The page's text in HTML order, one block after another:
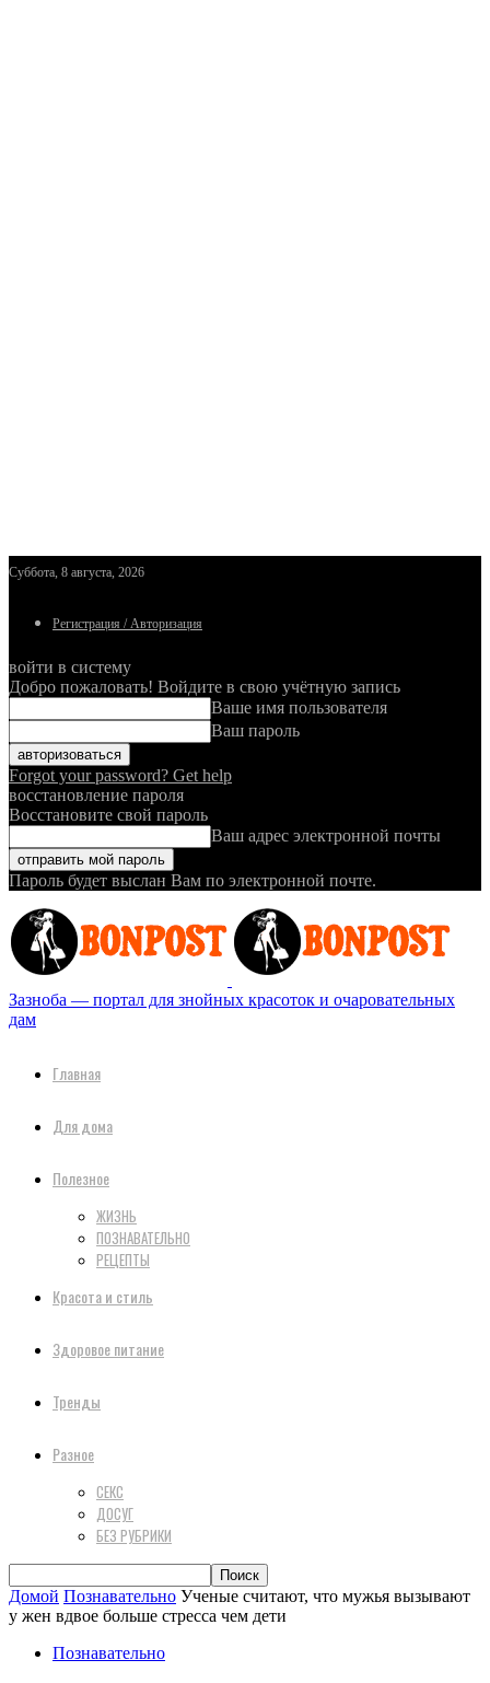
Суббота, 8 августа, 2026
Регистрация / Авторизация
войти в систему
Добро пожаловать! Войдите в свою учётную запись
Ваше имя пользователя
Ваш пароль
Forgot your password? Get help
восстановление пароля
Восстановите свой пароль
Ваш адрес электронной почты
Пароль будет выслан Вам по электронной почте.
Зазноба — портал для знойных красоток и очаровательных
дам
Главная
Для дома
Полезное
ЖИЗНЬ
ПОЗНАВАТЕЛЬНО
РЕЦЕПТЫ
Красота и стиль
Здоровое питание
Тренды
Разное
СЕКС
ДОСУГ
БЕЗ РУБРИКИ
Домой Познавательно Ученые считают, что мужья вызывают
у жен вдвое больше стресса чем дети
Познавательно